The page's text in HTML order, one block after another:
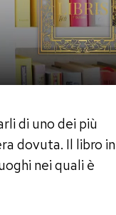
di uno dei più
dovuta. Il libro in
nei quali è